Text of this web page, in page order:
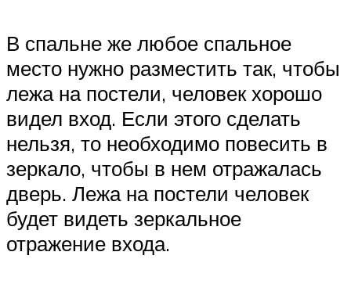
В спальне же любое спальное
место нужно разместить так, чтобы
лежа на постели, человек хорошо
видел вход. Если этого сделать
нельзя, то необходимо повесить в
зеркало, чтобы в нем отражалась
дверь. Лежа на постели человек
будет видеть зеркальное
отражение входа.